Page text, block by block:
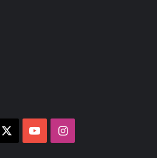
YouTubeInstagram